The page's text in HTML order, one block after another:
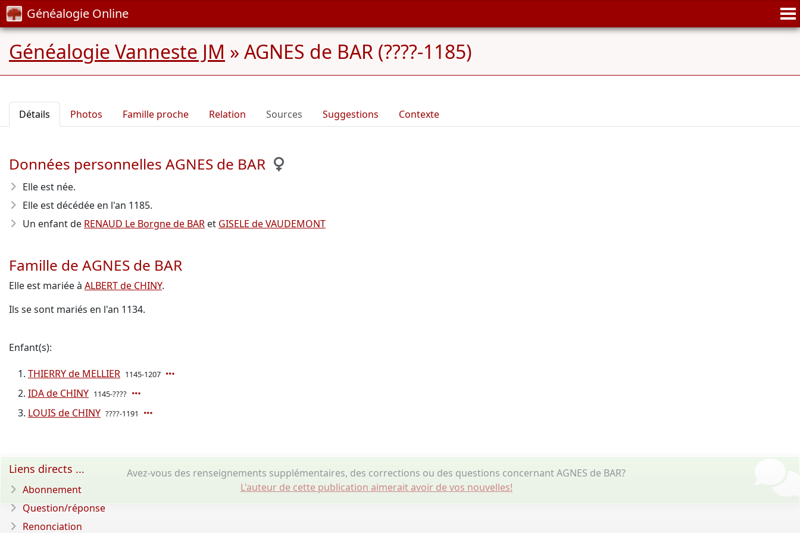
Généalogie Online
Généalogie Vanneste JM » AGNES de BAR (????-1185)
Détails Photos Famille proche Relation Sources Suggestions Contexte
Données personnelles AGNES de BAR
Elle est née.
Elle est décédée en l'an 1185.
Un enfant de RENAUD Le Borgne de BAR et GISELE de VAUDEMONT
Famille de AGNES de BAR
Elle est mariée à ALBERT de CHINY.
Ils se sont mariés en l'an 1134.
Enfant(s):
THIERRY de MELLIER 1145-1207
IDA de CHINY 1145-????
LOUIS de CHINY ????-1191
Avez-vous des renseignements supplémentaires, des corrections ou des questions concernant AGNES de BAR?
L'auteur de cette publication aimerait avoir de vos nouvelles!
Liens directs ...
Abonnement
Question/réponse
Renonciation